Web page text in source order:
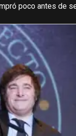
poco antes de